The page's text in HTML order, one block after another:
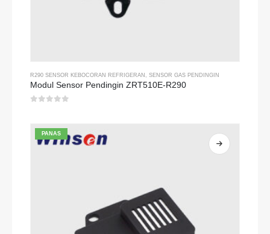
R290 SENSOR KEBOCORAN REFRIGERAN SENSOR GAS PENDINGIN
Modul Sensor Pendingin ZRT510E-R290
PANAS